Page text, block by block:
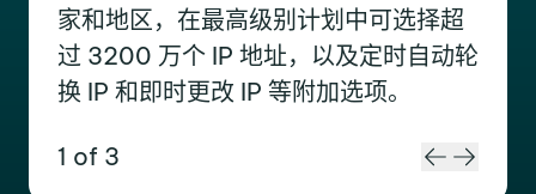
家和地区，在最高级别计划中可选择超
过 3200 万个 IP 地址，以及定时自动轮
换 IP 和即时更改 IP 等附加选项。
1 of 3